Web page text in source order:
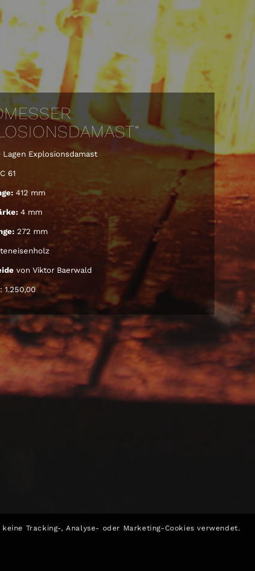
Explosionsdamast
61
412 mm
4 mm
272 mm
von Viktor Baerwald
1.250,00
Tracking-, Analyse- oder Marketing-Cookies verwendet.